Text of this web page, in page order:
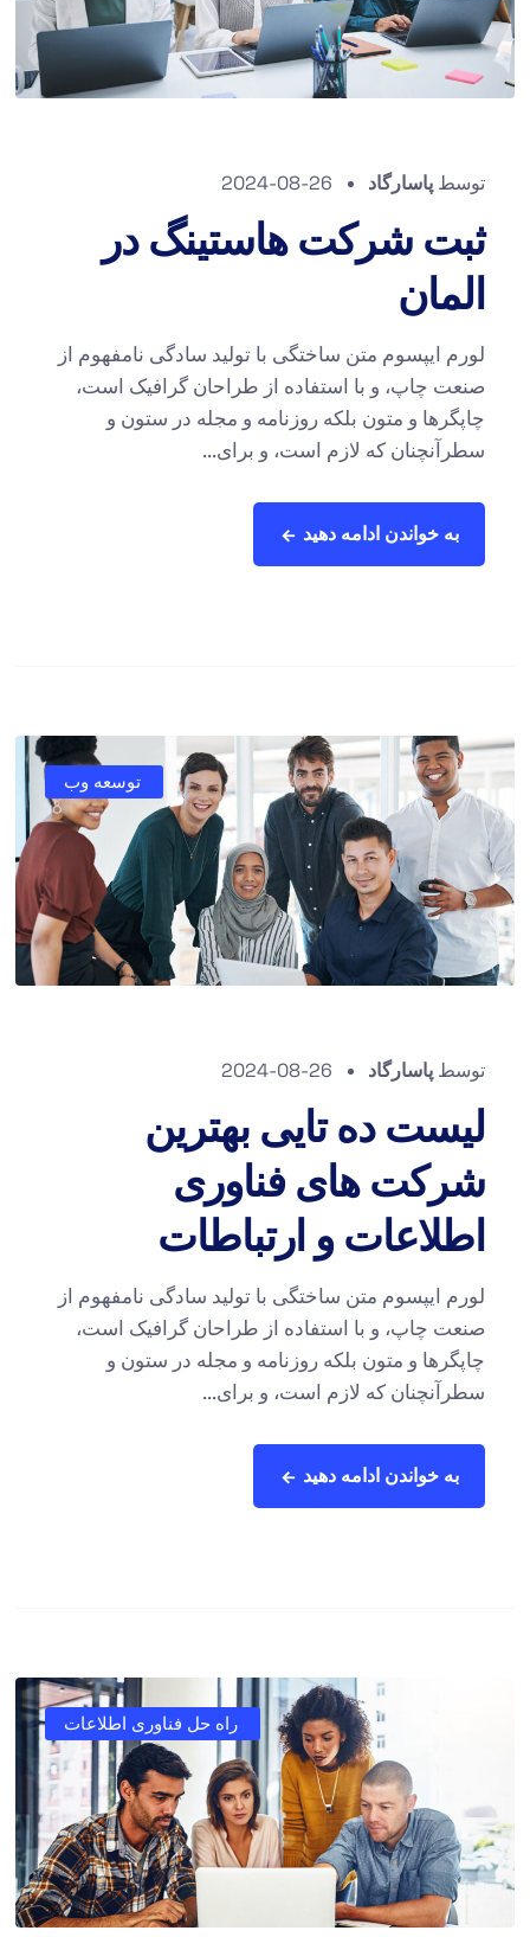
توسط پاسارگاد 2024-08-26
ثبت شرکت هاستینگ در
المان
لورم ایپسوم متن ساختگی با تولید سادگی نامفهوم از
صنعت چاپ، و با استفاده از طراحان گرافیک است،
چاپگرها و متون بلکه روزنامه و مجله در ستون و
سطرآنچنان که لازم است، و برای...
به خواندن ادامه دهید
توسعه وب
توسط پاسارگاد 2024-08-26
لیست ده تایی بهترین
شرکت های فناوری
اطلاعات و ارتباطات
لورم ایپسوم متن ساختگی با تولید سادگی نامفهوم از
صنعت چاپ، و با استفاده از طراحان گرافیک است،
چاپگرها و متون بلکه روزنامه و مجله در ستون و
سطرآنچنان که لازم است، و برای...
به خواندن ادامه دهید
راه حل فناوری اطلاعات